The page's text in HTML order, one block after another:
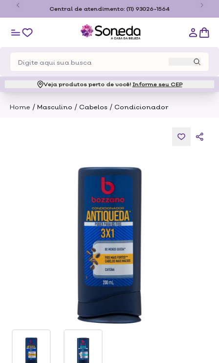
Central de atendimento: (11) 93026-1564
Veja produtos perto de você! Informe seu CEP
Home / Masculino / Cabelos / Condicionador